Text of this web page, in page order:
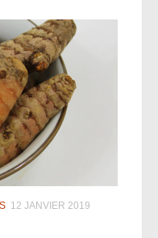
12 JANVIER 2019